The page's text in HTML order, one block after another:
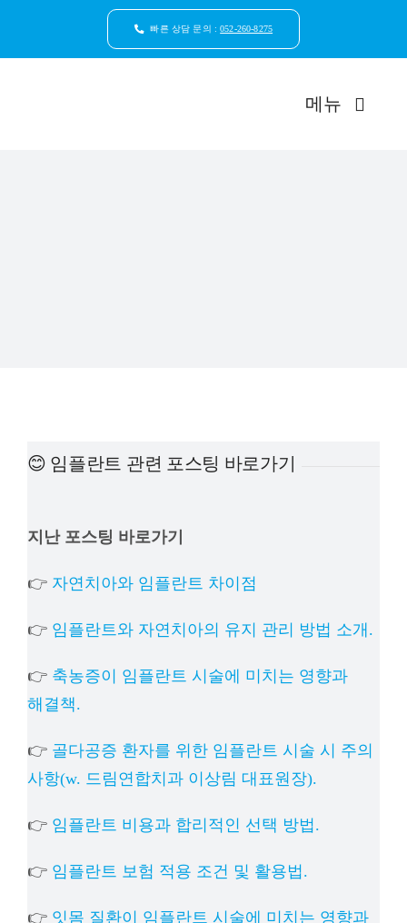
빠른 상담 문의 :052-260-8275
메뉴
😊 임플란트 관련 포스팅 바로가기
지난 포스팅 바로가기
👉 자연치아와 임플란트 차이점
👉 임플란트와 자연치아의 유지 관리 방법 소개.
👉 축농증이 임플란트 시술에 미치는 영향과
해결책.
👉 골다공증 환자를 위한 임플란트 시술 시 주의
사항(w. 드림연합치과 이상림 대표원장).
👉 임플란트 비용과 합리적인 선택 방법.
👉 임플란트 보험 적용 조건 및 활용법.
👉 잇몸 질환이 임플란트 시술에 미치는 영향과